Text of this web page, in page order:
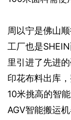
周以宁是佛山
工厂也是
里引进了先进
印花布料出库
10米挑高的智
AGV智能搬运